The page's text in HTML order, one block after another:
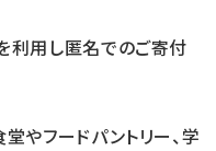
利用し匿名でのご寄付
やフードパントリー、学